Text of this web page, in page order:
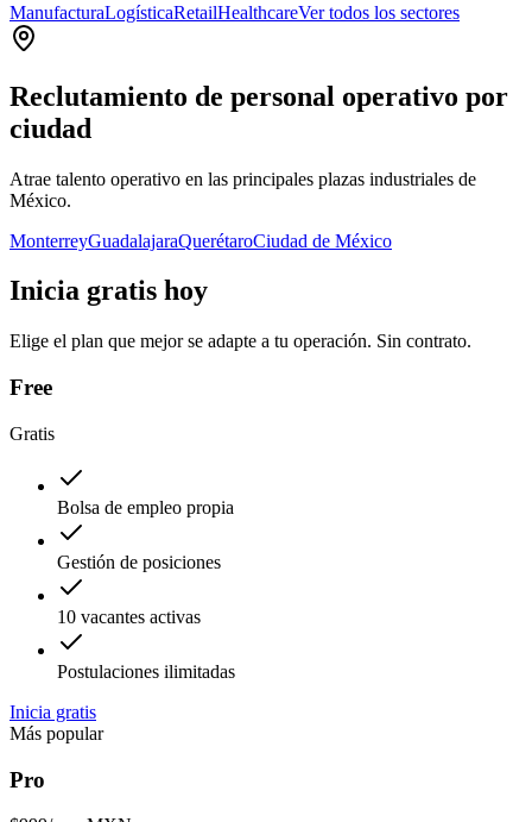
ManufacturaLogísticaRetailHealthcareVer todos los sectores
Reclutamiento de personal operativo por
ciudad
Atrae talento operativo en las principales plazas industriales de
México.
MonterreyGuadalajaraQuerétaroCiudad de México
Inicia gratis hoy
Elige el plan que mejor se adapte a tu operación. Sin contrato.
Free
Gratis
Bolsa de empleo propia
Gestión de posiciones
10 vacantes activas
Postulaciones ilimitadas
Inicia gratis
Más popular
Pro